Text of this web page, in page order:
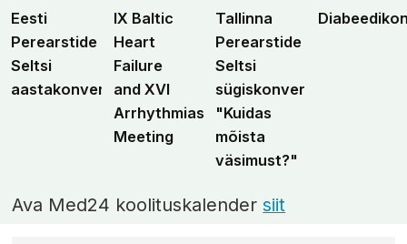
Eesti
Perearstide
Seltsi
aastakonverents
IX Baltic
Heart
Failure
and XVI
Arrhythmias
Meeting
Tallinna
Perearstide
Seltsi
sügiskonverents
"Kuidas
mõista
väsimust?"
Ava Med24 koolituskalendersiit